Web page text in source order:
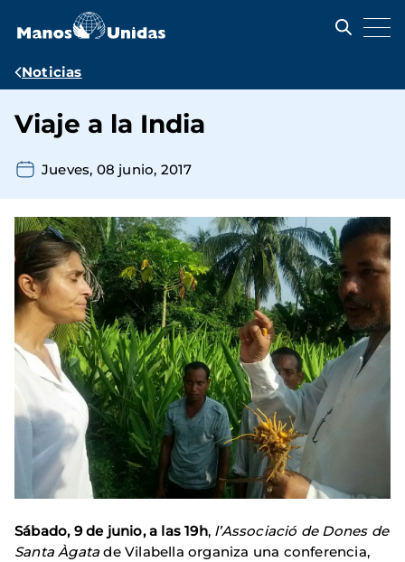
contenido
Ruta
navegación
Noticias
Viaje a la India
Jueves, 08 junio, 2017
Sábado, 9 de junio, a las 19h, l’Associació de Dones de
Santa Àgatade Vilabella organiza una conferencia,